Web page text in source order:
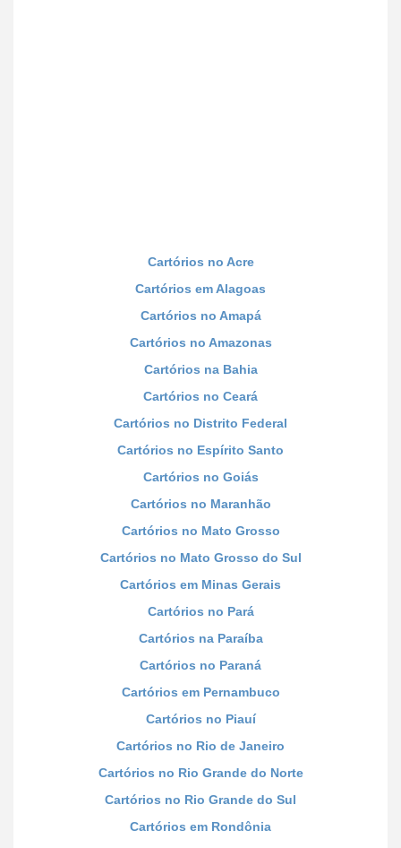
Cartórios no Acre
Cartórios em Alagoas
Cartórios no Amapá
Cartórios no Amazonas
Cartórios na Bahia
Cartórios no Ceará
Cartórios no Distrito Federal
Cartórios no Espírito Santo
Cartórios no Goiás
Cartórios no Maranhão
Cartórios no Mato Grosso
Cartórios no Mato Grosso do Sul
Cartórios em Minas Gerais
Cartórios no Pará
Cartórios na Paraíba
Cartórios no Paraná
Cartórios em Pernambuco
Cartórios no Piauí
Cartórios no Rio de Janeiro
Cartórios no Rio Grande do Norte
Cartórios no Rio Grande do Sul
Cartórios em Rondônia